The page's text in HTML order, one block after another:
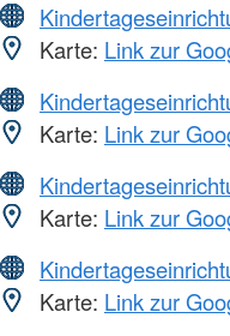
Karte: Link zur
Karte: Link zur
Karte: Link zur
Karte: Link zur